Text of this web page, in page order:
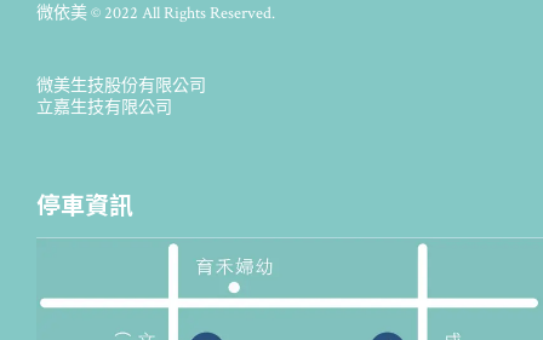
微依美 © 2022 All Rights Reserved.
微美生技股份有限公司
立嘉生技有限公司
停車資訊